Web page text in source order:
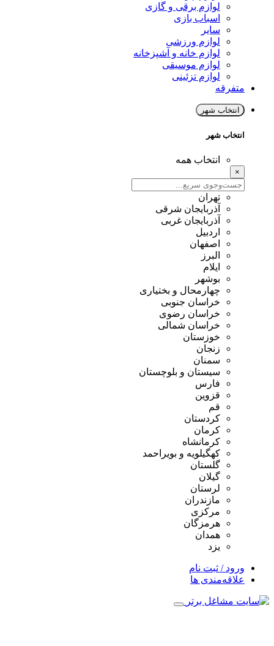
لوازم برقی و گازی
اسباب بازی
سایر
لوازم ورزشی
لوازم خانه و آشپزخانه
لوازم موسیقی
لوازم تزئینی
متفرقه
انتخاب شهر
انتخاب شهر
انتخاب همه
×
تهران
آذربایجان شرقی
آذربایجان غربی
اردبیل
اصفهان
البرز
ایلام
بوشهر
چهارمحال و بختیاری
خراسان جنوبی
خراسان رضوی
خراسان شمالی
خوزستان
زنجان
سمنان
سیستان و بلوچستان
فارس
قزوین
قم
کردستان
کرمان
کرمانشاه
کهگیلویه و بویراحمد
گلستان
گیلان
لرستان
مازندران
مرکزی
هرمزگان
همدان
یزد
ورود / ثبت نام
علاقه‌مندی ها